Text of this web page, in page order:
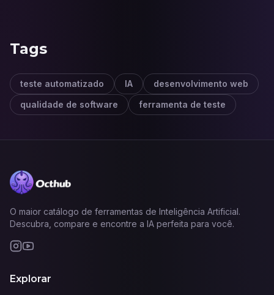
Tags
teste automatizado IA
desenvolvimento web
qualidade de software
ferramenta de teste
O maior catálogo de ferramentas de Inteligência Artificial.
Descubra, compare e encontre a IA perfeita para você.
Explorar